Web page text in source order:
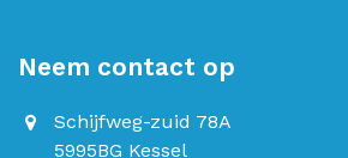
Neem contact op
Schijfweg-zuid 78A
5995BG Kessel